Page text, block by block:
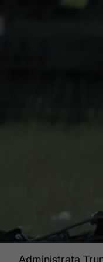
Administrata